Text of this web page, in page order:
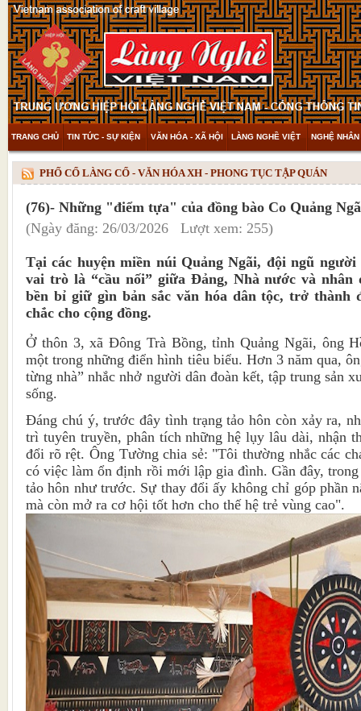
TRANG CHỦ TIN TỨC - SỰ KIỆN VĂN HÓA - XÃ HỘI LÀNG NGHỀ VIỆT NGHỆ
THAM KHẢO & KHÁM PHÁ VIDEO
PHỐ CỔ LÀNG CỔ - VĂN HÓA XH - PHONG TỤC TẬP QUÁN
(76)- Những "điểm tựa" của đồng bào Co Quảng
(Ngày đăng: 26/03/2026 Lượt xem: 255)
Tại các huyện miền núi Quảng Ngãi, đội ngũ
vai trò là “cầu nối” giữa Đảng, Nhà nước và nhân
bền bỉ giữ gìn bản sắc văn hóa dân tộc, trở thành
chắc cho cộng đồng.
Ở thôn 3, xã Đông Trà Bồng, tỉnh Quảng Ngãi, ông
một trong những điển hình tiêu biểu. Hơn 3 năm qua,
từng nhà” nhắc nhở người dân đoàn kết, tập trung sản
sống.
Đáng chú ý, trước đây tình trạng tảo hôn còn xảy ra,
trì tuyên truyền, phân tích những hệ lụy lâu dài, nhận
đổi rõ rệt. Ông Tường chia sẻ: "Tôi thường nhắc các
có việc làm ổn định rồi mới lập gia đình. Gần đây,
tảo hôn như trước. Sự thay đổi ấy không chỉ góp phần
mà còn mở ra cơ hội tốt hơn cho thế hệ trẻ vùng cao".